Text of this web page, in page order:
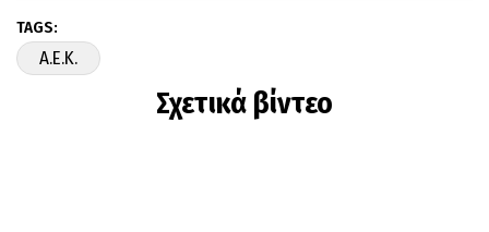
TAGS:
A.E.K.
Σχετικά βίντεο